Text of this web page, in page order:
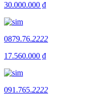
30.000.000 ₫
0879.76.2222
17.560.000 ₫
091.765.2222